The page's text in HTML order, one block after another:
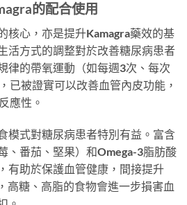
的配合使用
核心，亦是提升Kamagra藥效的基
活方式的調整對於改善糖尿病患者
律的帶氧運動（如每週3次、每次
已被證實可以改善血管內皮功能，
應性。
模式對糖尿病患者特別有益。富含
、番茄、堅果）和Omega-3脂肪酸
有助於保護血管健康，間接提升
高糖、高脂的食物會進一步損害血